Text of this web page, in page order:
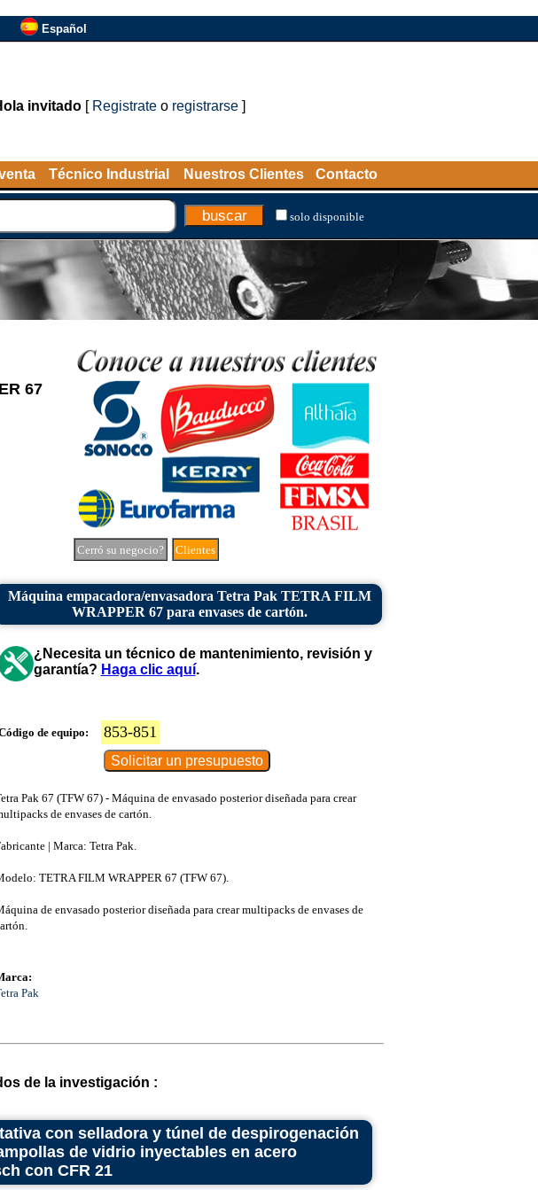
Español
invitado[ Registrateo registrarse]
Técnico Industrial Nuestros Clientes Contacto
solo disponible
67
Cerró su negocio? Clientes
Máquina empacadora/envasadora Tetra Pak TETRA FILM
WRAPPER 67 para envases de cartón.
¿Necesita un técnico de mantenimiento, revisión y
garantía? Haga clic aquí.
de equipo: 853-851
Pak 67 (TFW 67) - Máquina de envasado posterior diseñada para crear
de envases de cartón.
| Marca: Tetra Pak.
TETRA FILM WRAPPER 67 (TFW 67).
de envasado posterior diseñada para crear multipacks de envases de
Pak
de la investigación :
con selladora y túnel de despirogenación
de vidrio inyectables en acero
con CFR 21